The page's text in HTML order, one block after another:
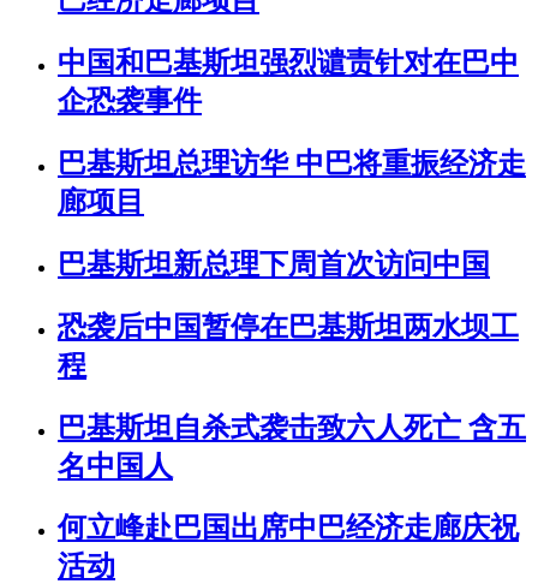
中国和巴基斯坦强烈谴责针对在巴中
企恐袭事件
巴基斯坦总理访华 中巴将重振经济走
廊项目
巴基斯坦新总理下周首次访问中国
恐袭后中国暂停在巴基斯坦两水坝工
程
巴基斯坦自杀式袭击致六人死亡 含五
名中国人
何立峰赴巴国出席中巴经济走廊庆祝
活动